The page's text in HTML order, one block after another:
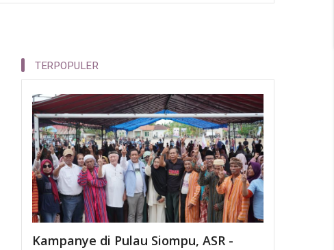
TERPOPULER
Kampanye di Pulau Siompu, ASR -